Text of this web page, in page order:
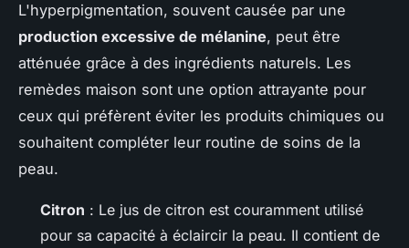
L'hyperpigmentation, souvent causée par une
production excessive de mélanine, peut être
atténuée grâce à des ingrédients naturels. Les
remèdes maison sont une option attrayante pour
ceux qui préfèrent éviter les produits chimiques ou
souhaitent compléter leur routine de soins de la
peau.
Citron : Le jus de citron est couramment utilisé
pour sa capacité à éclaircir la peau. Il contient de